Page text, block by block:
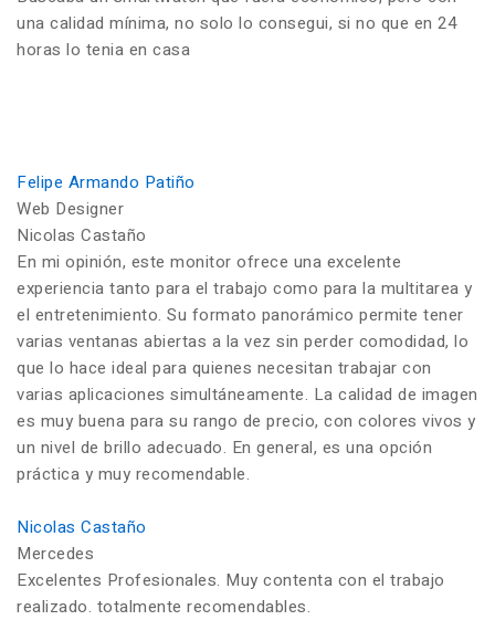
una calidad mínima, no solo lo consegui, si no que en 24
horas lo tenia en casa
Felipe Armando Patiño
Web Designer
Nicolas Castaño
En mi opinión, este monitor ofrece una excelente
experiencia tanto para el trabajo como para la multitarea y
el entretenimiento. Su formato panorámico permite tener
varias ventanas abiertas a la vez sin perder comodidad, lo
que lo hace ideal para quienes necesitan trabajar con
varias aplicaciones simultáneamente. La calidad de imagen
es muy buena para su rango de precio, con colores vivos y
un nivel de brillo adecuado. En general, es una opción
práctica y muy recomendable.
Nicolas Castaño
Mercedes
Excelentes Profesionales. Muy contenta con el trabajo
realizado. totalmente recomendables.